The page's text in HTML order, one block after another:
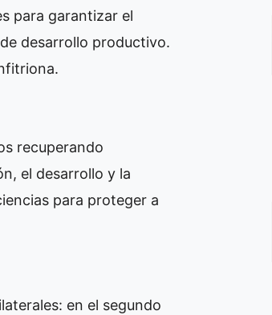
para garantizar el
desarrollo productivo.
recuperando
el desarrollo y la
para proteger a
en el segundo